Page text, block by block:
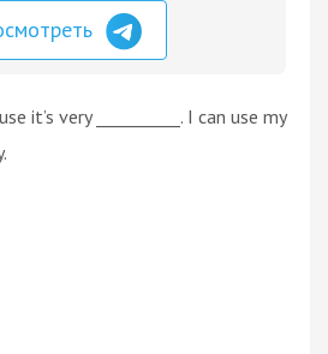
it’s very __________. I can use my